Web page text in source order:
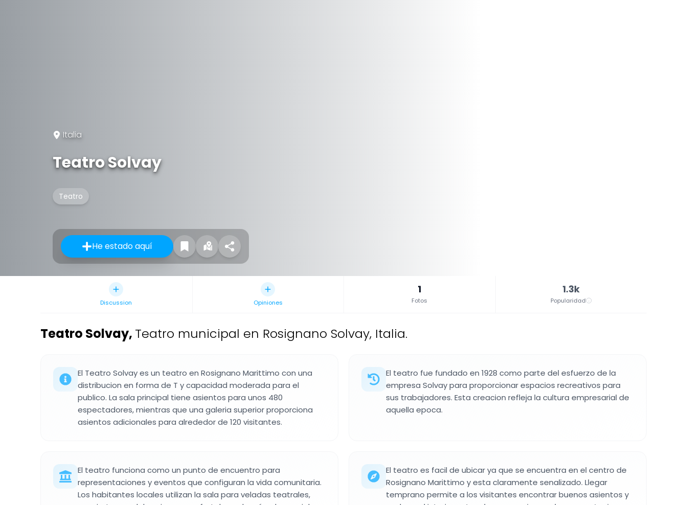
Italia
Teatro Solvay
Teatro
He estado aquí
Discussion Opiniones
1
Fotos
1.3k
Popularidad
Teatro Solvay, Teatro municipal en Rosignano Solvay, Italia.
El Teatro Solvay es un teatro en Rosignano Marittimo con una
distribucion en forma de T y capacidad moderada para el
publico. La sala principal tiene asientos para unos 480
espectadores, mientras que una galeria superior proporciona
asientos adicionales para alrededor de 120 visitantes.
El teatro fue fundado en 1928 como parte del esfuerzo de la
empresa Solvay para proporcionar espacios recreativos para
sus trabajadores. Esta creacion refleja la cultura empresarial de
aquella epoca.
El teatro funciona como un punto de encuentro para
representaciones y eventos que configuran la vida comunitaria.
Los habitantes locales utilizan la sala para veladas teatrales,
El teatro es facil de ubicar ya que se encuentra en el centro de
Rosignano Marittimo y esta claramente senalizado. Llegar
temprano permite a los visitantes encontrar buenos asientos y